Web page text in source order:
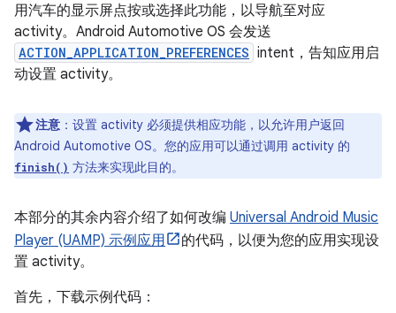
用汽车的显示屏点按或选择此功能，以导航至对应
activity。Android Automotive OS 会发送
ACTION_APPLICATION_PREFERENCES intent，告知应用启
动设置 activity。
注意 ： 设置 activity 必须提供相应功能，以允许用户返回
Android Automotive OS。您的应用可以通过调用 activity 的
finish() 方法来实现此目的。
本部分的其余内容介绍了如何改编 Universal Android Music
Player (UAMP) 示例应用
的代码，以便为您的应用实现设
置 activity。
首先，下载示例代码：